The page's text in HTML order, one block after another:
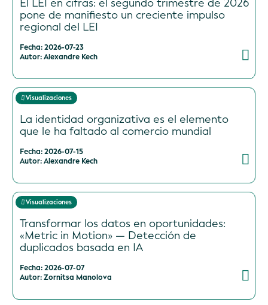
El LEI en cifras: el segundo trimestre de 2026
pone de manifiesto un creciente impulso
regional del LEI
Fecha: 2026-07-23
Autor: Alexandre Kech
Visualizaciones
La identidad organizativa es el elemento
que le ha faltado al comercio mundial
Fecha: 2026-07-15
Autor: Alexandre Kech
Visualizaciones
Transformar los datos en oportunidades:
«Metric in Motion» — Detección de
duplicados basada en IA
Fecha: 2026-07-07
Autor: Zornitsa Manolova